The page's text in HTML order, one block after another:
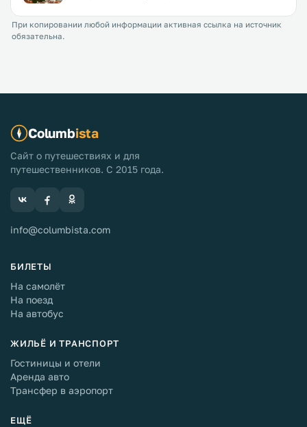
При копировании любой информации активная ссылка на источник
обязательна.
Columbista
Сайт о путешествиях и для
путешественников. С 2015 года.
info@columbista.com
БИЛЕТЫ
На самолёт
На поезд
На автобус
ЖИЛЬЁ И ТРАНСПОРТ
Гостиницы и отели
Аренда авто
Трансфер в аэропорт
ЕЩЁ